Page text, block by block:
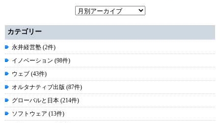
カテゴリー
永井経営塾 (2件)
イノベーション (98件)
ウェブ (43件)
オルタナティブ出版 (87件)
グローバルと日本 (214件)
ソフトウェア (13件)